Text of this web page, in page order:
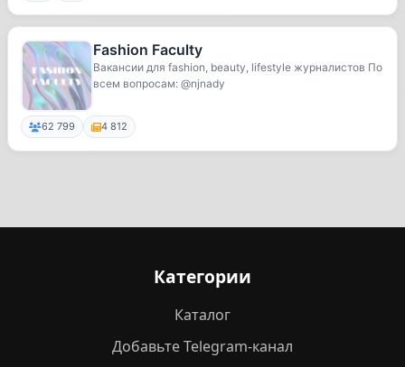
Fashion Faculty
Вакансии для fashion, beauty, lifestyle журналистов По
всем вопросам: @njnady
62 799 4 812
Категории
Каталог
Добавьте Telegram-канал